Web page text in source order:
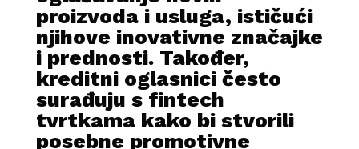
proizvoda i usluga, ističući
njihove inovativne značajke
i prednosti. Također,
kreditni oglasnici često
surađuju s fintech
tvrtkama kako bi stvorili
posebne promotivne